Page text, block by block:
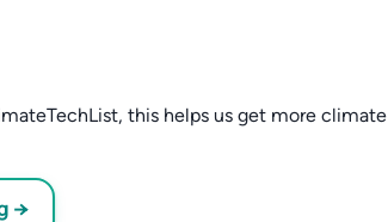
this helps us get more climate
→